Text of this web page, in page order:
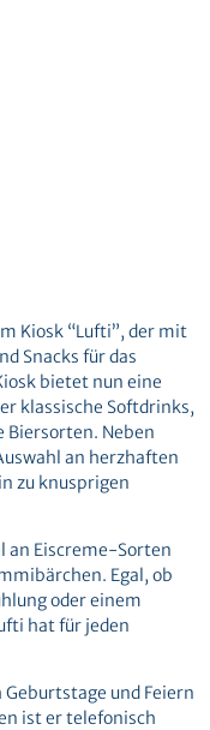
Kiosk “Lufti”, der mit
Snacks für das
bietet nun eine
klassische Softdrinks,
Biersorten. Neben
an herzhaften
zu knusprigen
an Eiscreme-Sorten
Egal, ob
oder einem
hat für jeden
und Feiern
ist er telefonisch